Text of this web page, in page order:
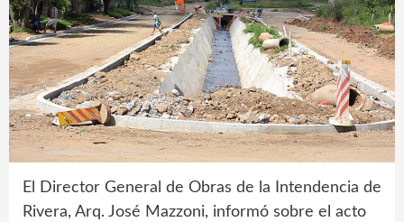
El Director General de Obras de la Intendencia de
Rivera, Arq. José Mazzoni, informó sobre el acto